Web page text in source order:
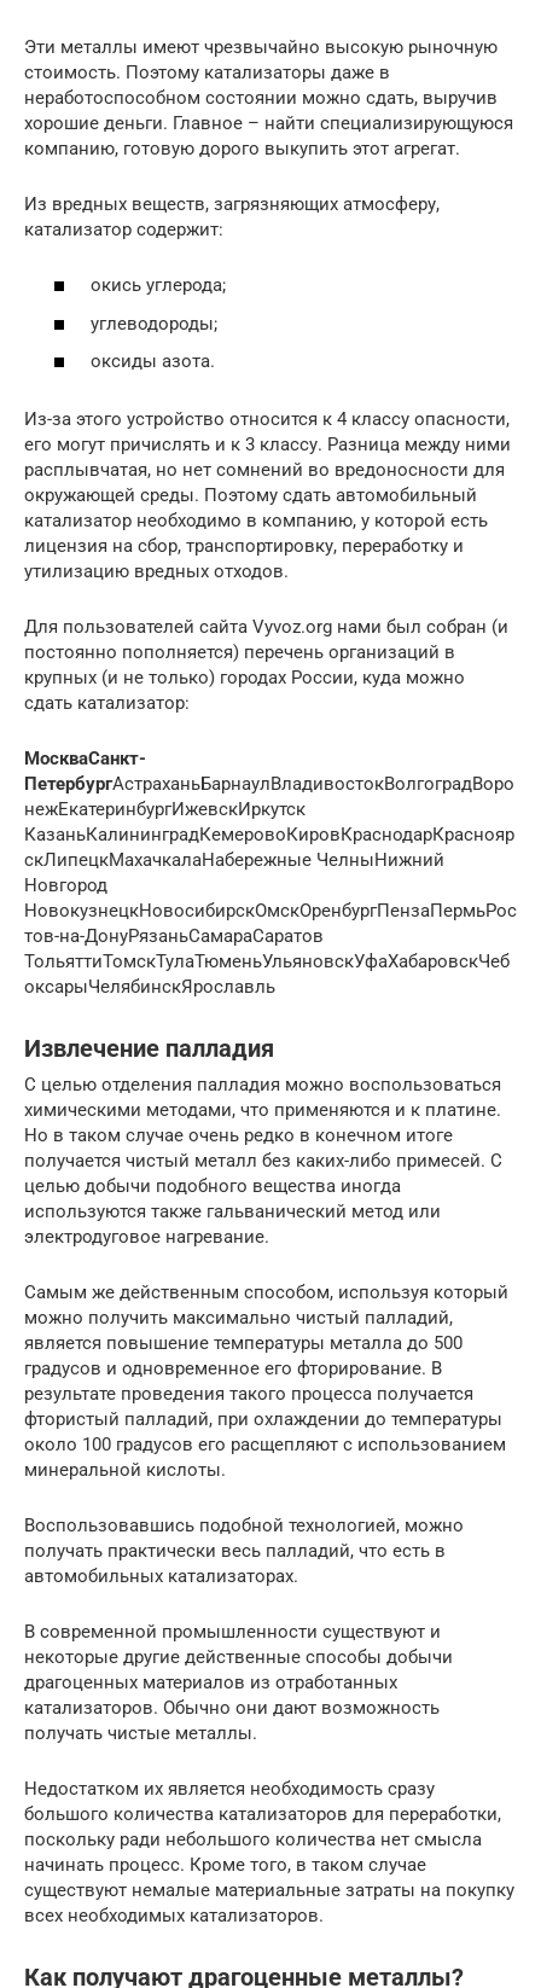
Эти металлы имеют чрезвычайно высокую рыночную
стоимость. Поэтому катализаторы даже в
неработоспособном состоянии можно сдать, выручив
хорошие деньги. Главное – найти специализирующуюся
компанию, готовую дорого выкупить этот агрегат.
Из вредных веществ, загрязняющих атмосферу,
катализатор содержит:
окись углерода;
углеводороды;
оксиды азота.
Из-за этого устройство относится к 4 классу опасности,
его могут причислять и к 3 классу. Разница между ними
расплывчатая, но нет сомнений во вредоносности для
окружающей среды. Поэтому сдать автомобильный
катализатор необходимо в компанию, у которой есть
лицензия на сбор, транспортировку, переработку и
утилизацию вредных отходов.
Для пользователей сайта Vyvoz.org нами был собран (и
постоянно пополняется) перечень организаций в
крупных (и не только) городах России, куда можно
сдать катализатор:
МоскваСанкт-
ПетербургАстраханьБарнаулВладивостокВолгоградВоро
нежЕкатеринбургИжевскИркутск
КазаньКалининградКемеровоКировКраснодарКраснояр
скЛипецкМахачкалаНабережные ЧелныНижний
Новгород
НовокузнецкНовосибирскОмскОренбургПензаПермьРос
тов-на-ДонуРязаньСамараСаратов
ТольяттиТомскТулаТюменьУльяновскУфаХабаровскЧеб
оксарыЧелябинскЯрославль
Извлечение палладия
С целью отделения палладия можно воспользоваться
химическими методами, что применяются и к платине.
Но в таком случае очень редко в конечном итоге
получается чистый металл без каких-либо примесей. С
целью добычи подобного вещества иногда
используются также гальванический метод или
электродуговое нагревание.
Самым же действенным способом, используя который
можно получить максимально чистый палладий,
является повышение температуры металла до 500
градусов и одновременное его фторирование. В
результате проведения такого процесса получается
фтористый палладий, при охлаждении до температуры
около 100 градусов его расщепляют с использованием
минеральной кислоты.
Воспользовавшись подобной технологией, можно
получать практически весь палладий, что есть в
автомобильных катализаторах.
В современной промышленности существуют и
некоторые другие действенные способы добычи
драгоценных материалов из отработанных
катализаторов. Обычно они дают возможность
получать чистые металлы.
Недостатком их является необходимость сразу
большого количества катализаторов для переработки,
поскольку ради небольшого количества нет смысла
начинать процесс. Кроме того, в таком случае
существуют немалые материальные затраты на покупку
всех необходимых катализаторов.
Как получают драгоценные металлы?